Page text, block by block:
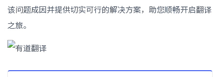
该问题成因并提供切实可行的解决方案，助您顺畅开启翻译
之旅。